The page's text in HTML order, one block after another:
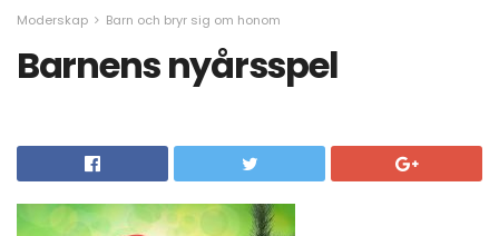
Moderskap Barn och bryr sig om honom
Barnens nyårsspel